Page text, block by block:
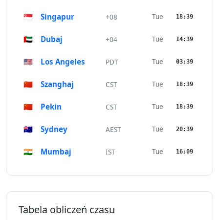
🇸🇬 Singapur +08 Tue 18:39
🇦🇪 Dubaj +04 Tue 14:39
🇺🇸 Los Angeles PDT Tue 03:39
🇨🇳 Szanghaj CST Tue 18:39
🇨🇳 Pekin CST Tue 18:39
🇦🇺 Sydney AEST Tue 20:39
🇮🇳 Mumbaj IST Tue 16:09
Tabela obliczeń czasu